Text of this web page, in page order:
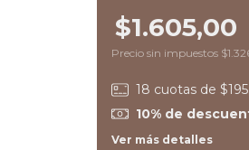
$1.605,00
Precio sin impuestos
18 cuotas de
10% de
Ver más detalles